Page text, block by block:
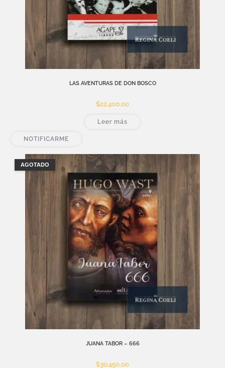
LAS AVENTURAS DE DON BOSCO
$22.400,00
Leer más
NOTIFICARME
AGOTADO
JUANA TABOR – 666
$30.450,00